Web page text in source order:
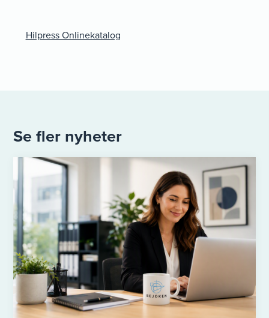
Hilpress Onlinekatalog
Se fler nyheter